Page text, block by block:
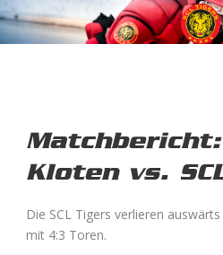
Matchbericht:
Kloten vs.
Die SCL Tigers verlieren
mit 4:3 Toren.